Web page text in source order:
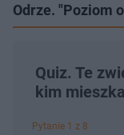
Odrze. "Poziom
Quiz. Te
kim
Pytanie 1 z 8